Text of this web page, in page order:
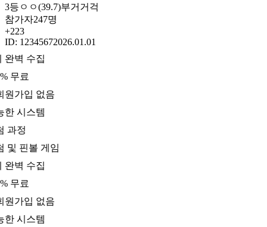
3등 ㅇㅇ(39.7)부거거걱
참가자247명
+223
ID: 12345672026.01.01
완벽 수집
무료
원가입 없음
한 시스템
과정
및 핀볼 게임
완벽 수집
무료
원가입 없음
한 시스템